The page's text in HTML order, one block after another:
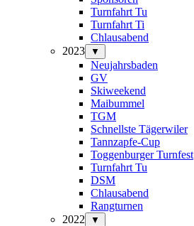
Turnfahrt Tu
Turnfahrt Ti
Chlausabend
2023
▼
Neujahrsbaden
GV
Skiweekend
Maibummel
TGM
Schnellste Tägerwiler
Tannzapfe-Cup
Toggenburger Turnfest
Turnfahrt Tu
DSM
Chlausabend
Rangturnen
2022
▼